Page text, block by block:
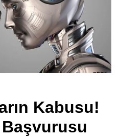
Kabusu!
Başvurusu